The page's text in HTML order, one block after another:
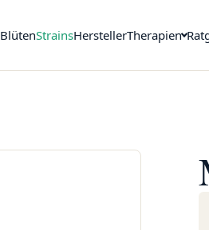
BlütenStrainsHerstellerTherapien